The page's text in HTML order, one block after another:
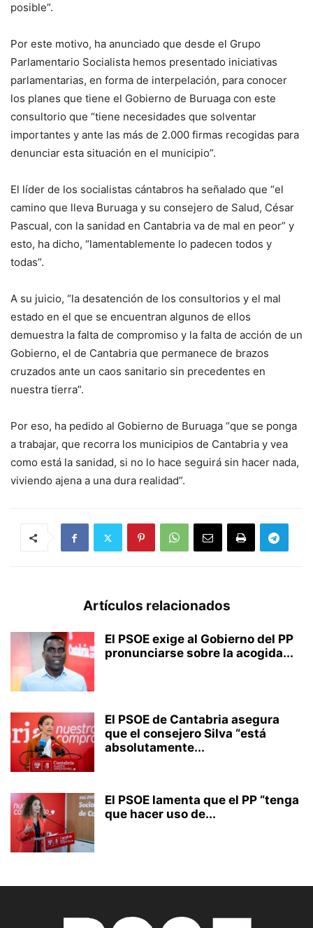
posible”.
Por este motivo, ha anunciado que desde el Grupo
Parlamentario Socialista hemos presentado iniciativas
parlamentarias, en forma de interpelación, para conocer
los planes que tiene el Gobierno de Buruaga con este
consultorio que “tiene necesidades que solventar
importantes y ante las más de 2.000 firmas recogidas para
denunciar esta situación en el municipio”.
El líder de los socialistas cántabros ha señalado que “el
camino que lleva Buruaga y su consejero de Salud, César
Pascual, con la sanidad en Cantabria va de mal en peor” y
esto, ha dicho, “lamentablemente lo padecen todos y
todas”.
A su juicio, “la desatención de los consultorios y el mal
estado en el que se encuentran algunos de ellos
demuestra la falta de compromiso y la falta de acción de un
Gobierno, el de Cantabria que permanece de brazos
cruzados ante un caos sanitario sin precedentes en
nuestra tierra”.
Por eso, ha pedido al Gobierno de Buruaga “que se ponga
a trabajar, que recorra los municipios de Cantabria y vea
como está la sanidad, si no lo hace seguirá sin hacer nada,
viviendo ajena a una dura realidad”.
Artículos relacionados
El PSOE exige al Gobierno del PP
pronunciarse sobre la acogida...
El PSOE de Cantabria asegura
que el consejero Silva “está
absolutamente...
El PSOE lamenta que el PP “tenga
que hacer uso de...